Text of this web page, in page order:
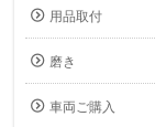
用品取付
磨き
車両ご購入